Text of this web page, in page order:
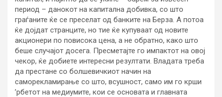
период – данокот на капитална добивка, со што
граѓаните ќе се преселат од банките на Берза. А потоа
ќе дојдат странците, но тие ќе купуваат од новите
акционери по повисока цена, а не обратно, како што
беше случајот досега. Пресметајте го импактот на овој
чекор, ќе добиете интересни резултати. Владата треба
да престане со болшевичкиот начин на
саморекламирање со што, всушност, само им го крши
’рбетот на медиумите, кои се основата и главната